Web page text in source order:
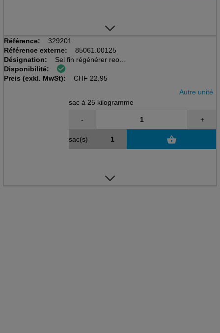
Référence:
329201
Référence externe:
85061.00125
Désignation:
Sel fin régénérer reosal
sac à 25kg
fein
Disponibilité:
Preis (exkl. MwSt):
CHF 22.95
Autre unité
sac à 25 kilogramme
- +
sac(s)